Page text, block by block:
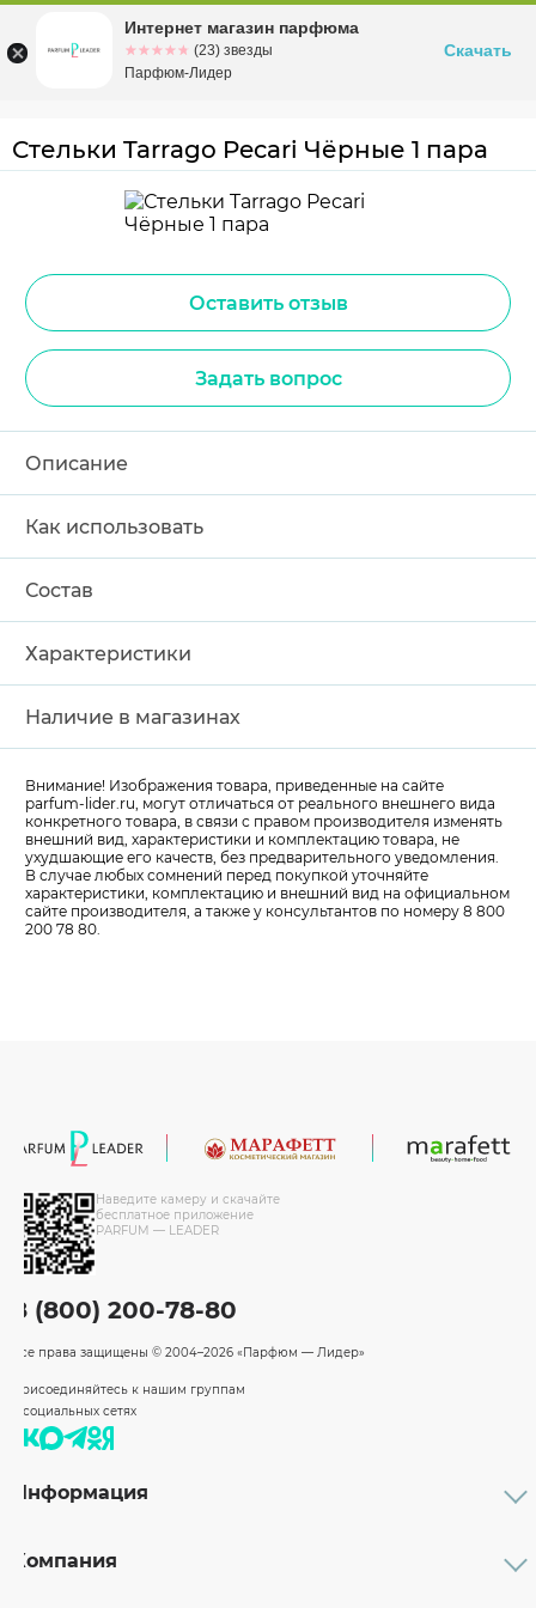
Омскул. Заозерная, 11, к. 1
Стельки Tarrago Pecari Чёрные 1 пара
Оставить отзыв
Задать вопрос
Описание
Как использовать
Состав
Характеристики
Наличие в магазинах
Внимание! Изображения товара, приведенные на сайте
parfum-lider.ru, могут отличаться от реального внешнего вида
конкретного товара, в связи с правом производителя изменять
внешний вид, характеристики и комплектацию товара, не
ухудшающие его качеств, без предварительного уведомления.
В случае любых сомнений перед покупкой уточняйте
характеристики, комплектацию и внешний вид на официальном
сайте производителя, а также у консультантов по номеру 8 800
200 78 80.
Наведите камеру и скачайте
бесплатное приложение
PARFUM — LEADER
8 (800) 200-78-80
Все права защищены © 2004–2026 «Парфюм — Лидер»
Присоединяйтесь к нашим группам
в социальных сетях
Информация
Бренды
Компания
Интернет магазин парфюма
☆☆☆☆☆
★★★★★ (23) звезды
Парфюм-Лидер
Скачать